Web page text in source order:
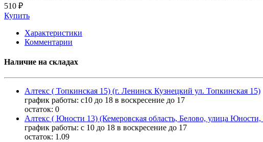
510 ₽
Купить
Характеристики
Комментарии
Наличие на складах
Алтекс ( Топкинская 15) (г. Ленинск Кузнецкий ул. Топкинская 15)
график работы: с10 до 18 в воскресение до 17
остаток: 0
Алтекс ( Юности 13) (Кемеровская область, Белово, улица
график работы: с 10 до 18 в воскресение до 17
остаток: 1.09